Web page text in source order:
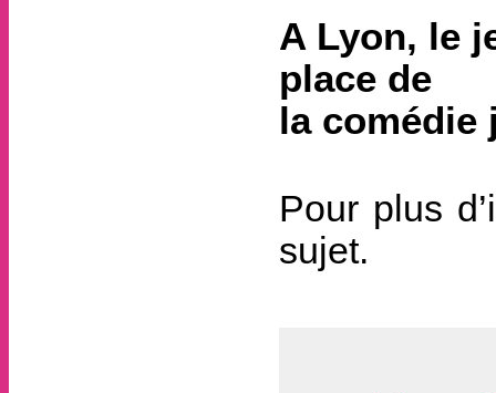
A Lyon, le
place de
la comédie
Pour plus
sujet.